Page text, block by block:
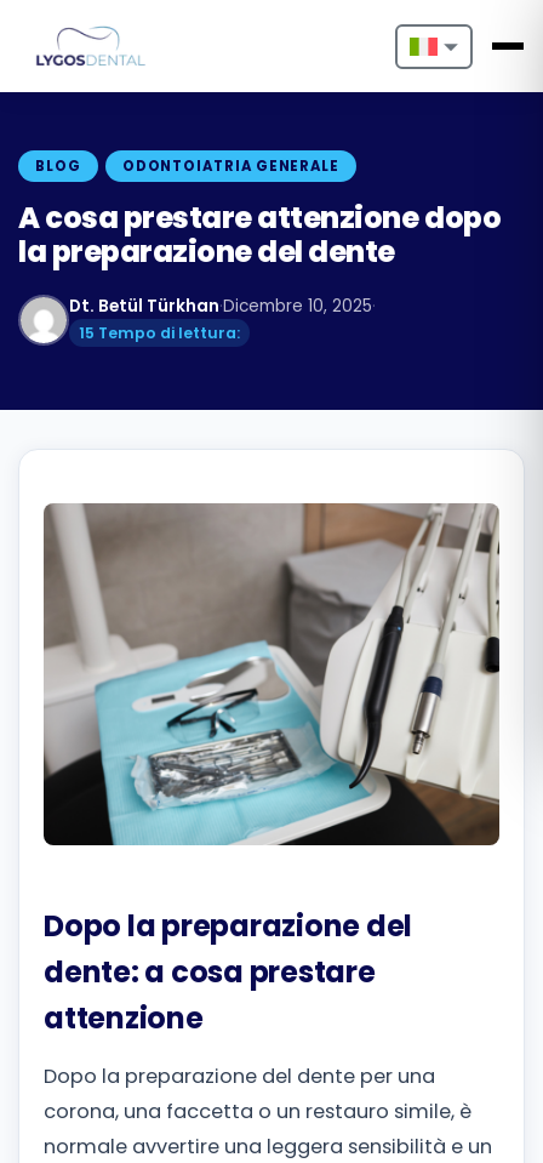
Nederlands
Français
Български
Română
Русский
BLOG ODONTOIATRIA GENERALE
A cosa prestare attenzione dopo
la preparazione del dente
Dt. Betül Türkhan·Dicembre 10, 2025·
15 Tempo di lettura:
Dopo la preparazione del
dente: a cosa prestare
attenzione
Dopo la preparazione del dente per una
corona, una faccetta o un restauro simile, è
normale avvertire una leggera sensibilità e un